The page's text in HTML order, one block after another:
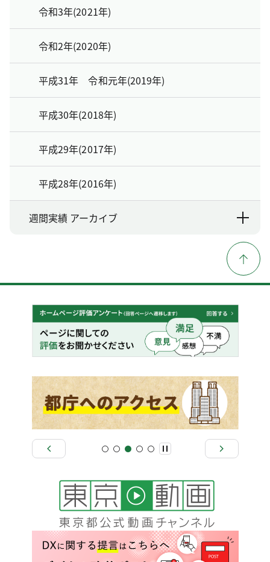
令和3年(2021年)
令和2年(2020年)
平成31年 令和元年(2019年)
平成30年(2018年)
平成29年(2017年)
平成28年(2016年)
週間実績 アーカイブ